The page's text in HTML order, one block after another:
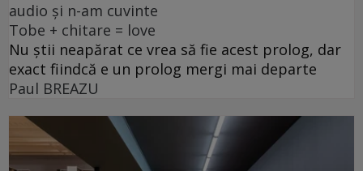
audio și n-am cuvinte
Tobe + chitare = love
Nu știi neapărat ce vrea să fie acest prolog, dar
exact fiindcă e un prolog mergi mai departe
Paul BREAZU